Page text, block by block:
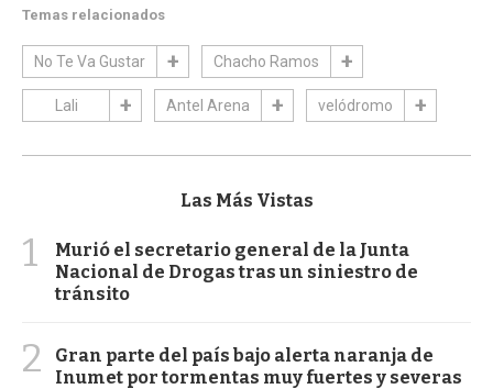
Temas relacionados
No Te Va Gustar Chacho Ramos
Lali Antel Arena velódromo
Las Más Vistas
1
Murió el secretario general de la Junta
Nacional de Drogas tras un siniestro de
tránsito
2
Gran parte del país bajo alerta naranja de
Inumet por tormentas muy fuertes y severas